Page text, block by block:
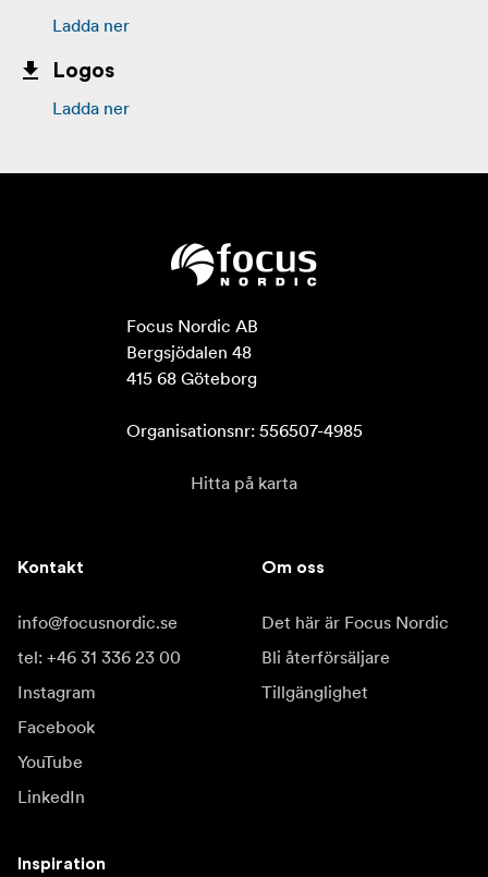
Ladda ner
Logos
Ladda ner
Focus Nordic AB
Bergsjödalen 48
415 68 Göteborg
Organisationsnr: 556507-4985
Hitta på karta
Kontakt
info@focusnordic.se
tel: +46 31 336 23 00
Instagram
Facebook
YouTube
LinkedIn
Om oss
Det här är Focus Nordic
Bli återförsäljare
Tillgänglighet
Inspiration